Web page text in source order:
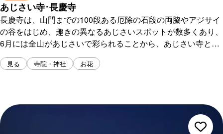
あじさい寺･長慶寺
長慶寺は、山門までの100段ある厄除の石段の両脇やアジサイ
の谷をはじめ、趣きの異なるあじさいスポットが数多くあり、
6月には全山があじさいで彩られることから、あじさい寺とし
て知られています。 また、高台にある本寺の鐘楼からは泉南
市のまちなみや大阪湾、関西国際空港を望む事ができます。
見る 寺院・神社 お花